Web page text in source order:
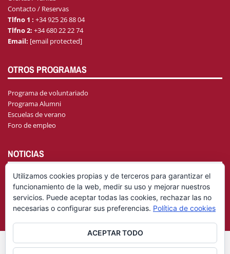
Contacto / Reservas
Tlfno 1 : +34 925 26 88 04
Tlfno 2: +34 680 22 22 74
Email: [email protected]
OTROS PROGRAMAS
Programa de voluntariado
Programa Alumni
Escuelas de verano
Foro de empleo
NOTICIAS
AGENDA
© Fundación General Universidad de Castilla-La Mancha
Utilizamos cookies propias y de terceros para garantizar el
funcionamiento de la web, medir su uso y mejorar nuestros
servicios. Puede aceptar todas las cookies, rechazar las no
necesarias o configurar sus preferencias. Política de cookies
ACEPTAR TODO